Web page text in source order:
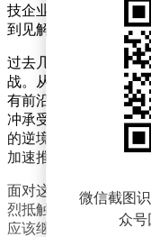
技企业家以独特的视
到见解，其观点既理
过去几年，以华为为
战。从芯片供应到操
有前沿领域都遭遇了
冲承受了巨大压力，
的逆境，让企业更加
加速推进国产替代进程
面对这样的背景，许
烈抵触情绪。但出乎
应该继续使用美国的
微信截图
众号